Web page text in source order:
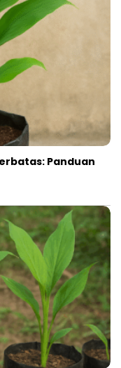
Panduan